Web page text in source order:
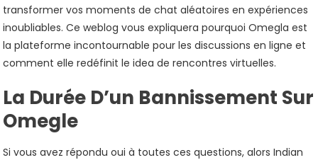
transformer vos moments de chat aléatoires en expériences
inoubliables. Ce weblog vous expliquera pourquoi Omegla est
la plateforme incontournable pour les discussions en ligne et
comment elle redéfinit le idea de rencontres virtuelles.
La Durée D’un Bannissement Sur
Omegle
Si vous avez répondu oui à toutes ces questions, alors Indian